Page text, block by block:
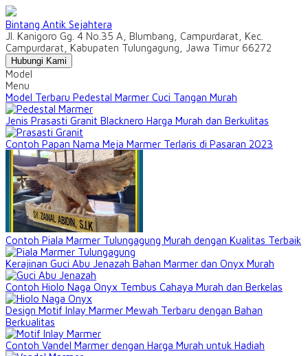
Bintang Antik Sejahtera
Jl. Kanigoro Gg. 4 No.35 A, Blumbang, Campurdarat, Kec.
Campurdarat, Kabupaten Tulungagung, Jawa Timur 66272
Hubungi Kami
Model
Menu
Model Terbaru Pedestal Marmer Cuci Tangan Murah
Jenis Prasasti Granit Blacknero Harga Murah dan Berkulitas
Contoh Papan Nama Meja Marmer Terlaris di Pasaran 2023
Contoh Piala Marmer Tulungagung Murah dengan Kualitas Terbaik
Kerajinan Guci Abu Jenazah Bahan Marmer dan Onyx Murah
Contoh Hiolo Naga Onyx Tembus Cahaya Murah dan Berkelas
Design Motif Inlay Marmer Mewah Terbaru dengan Bahan
Berkualitas
Contoh Vandel Marmer dengan Harga Murah untuk Hadiah